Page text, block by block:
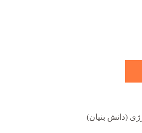
(دانش بنیان)